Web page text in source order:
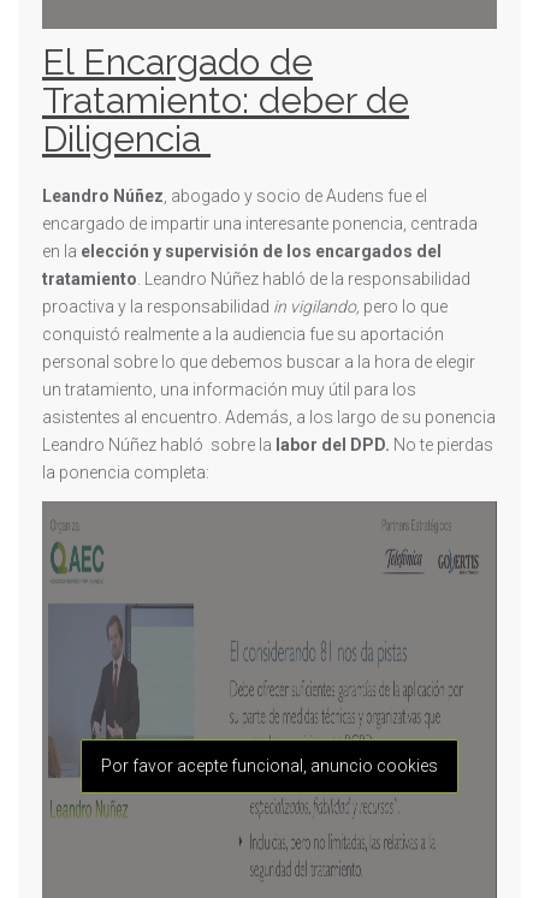
El Encargado de
Tratamiento: deber de
Diligencia
Leandro Núñez , abogado y socio de Audens fue el
encargado de impartir una interesante ponencia, centrada
en la elección y supervisión de los encargados del
tratamiento . Leandro Núñez habló de la responsabilidad
proactiva y la responsabilidad in vigilando, pero lo que
conquistó realmente a la audiencia fue su aportación
personal sobre lo que debemos buscar a la hora de elegir
un tratamiento, una información muy útil para los
asistentes al encuentro. Además, a los largo de su ponencia
Leandro Núñez habló sobre la labor del DPD. No te pierdas
la ponencia completa:
Por favor acepte funcional, anuncio cookies